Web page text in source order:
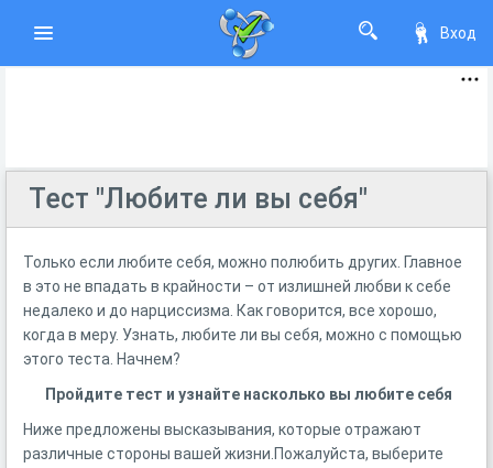
Вход
Тест "Любите ли вы себя"
Только если любите себя, можно полюбить других. Главное
в это не впадать в крайности – от излишней любви к себе
недалеко и до нарциссизма. Как говорится, все хорошо,
когда в меру. Узнать, любите ли вы себя, можно с помощью
этого теста. Начнем?
Пройдите тест и узнайте насколько вы любите себя
Ниже предложены высказывания, которые отражают
различные стороны вашей жизни.Пожалуйста, выберите